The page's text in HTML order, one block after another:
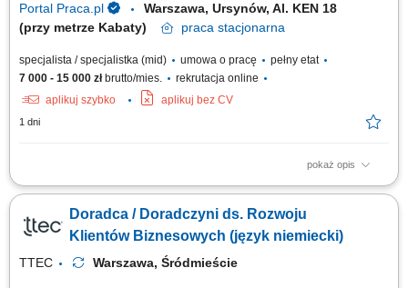
Portal Praca.pl
Warszawa, Ursynów, Al. KEN 18
(przy metrze Kabaty)
praca stacjonarna
specjalista / specjalistka (mid) umowa o pracę
pełny etat
7 000 - 15 000 złbrutto/mies.
rekrutacja online
aplikuj szybko
aplikuj bez CV
1 dni
pokaż opis
Zakres obowiązków: Będziesz pierwszą osobą, z którą rozmawia klient.
odpowiednie wsparcie. szybkie nawiązywanie kontaktu z klientami
przekazanymi do obsługi, diagnozowanie potrzeb i ocena gotowości
Doradca / Doradczyni ds. Rozwoju
Klientów Biznesowych (język niemiecki)
TTEC Warszawa, Śródmieście